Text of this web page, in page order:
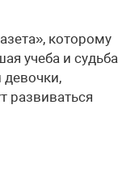
которому
учеба и судьба
девочки,
развиваться